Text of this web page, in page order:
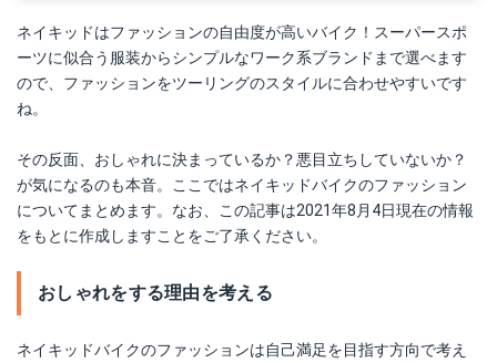
ネイキッドはファッションの自由度が高いバイク！スーパースポ
ーツに似合う服装からシンプルなワーク系ブランドまで選べます
ので、ファッションをツーリングのスタイルに合わせやすいです
ね。
その反面、おしゃれに決まっているか？悪目立ちしていないか？
が気になるのも本音。ここではネイキッドバイクのファッション
についてまとめます。なお、この記事は2021年8月4日現在の情報
をもとに作成しますことをご了承ください。
おしゃれをする理由を考える
ネイキッドバイクのファッションは自己満足を目指す方向で考え